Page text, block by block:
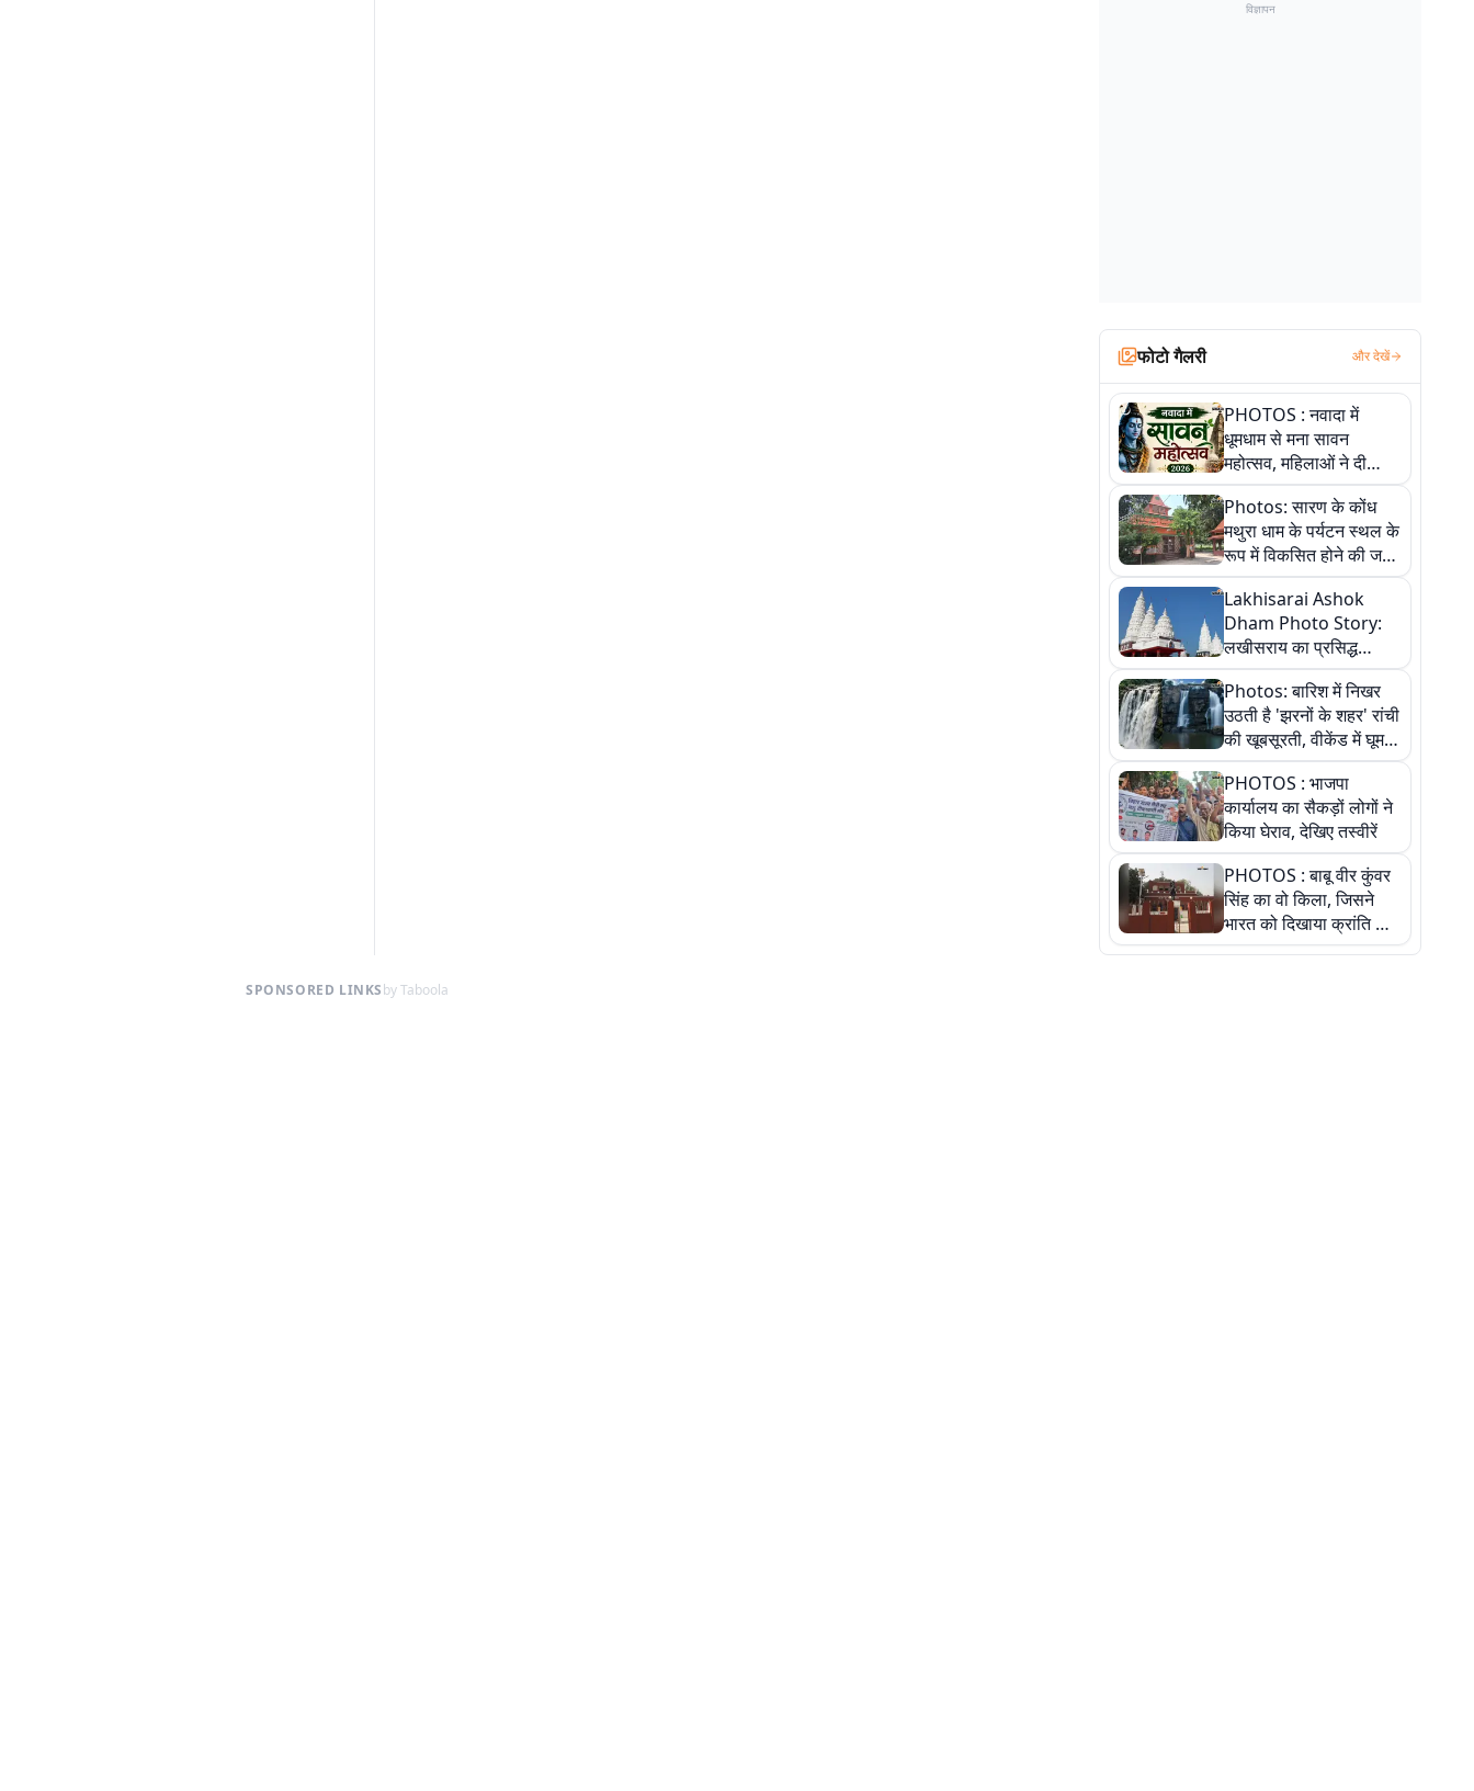
विज्ञापन
फोटो गैलरी और देखें
PHOTOS : नवादा में
धूमधाम से मना सावन
महोत्सव, महिलाओं ने दी
सांस्कृतिक प्रस्तुतियां
Photos: सारण के कोंध
मथुरा धाम के पर्यटन स्थल के
रूप में विकसित होने की जगी
आस, 9 तस्वीरों में देखें पूरी
कहानी
Lakhisarai Ashok
Dham Photo Story:
लखीसराय का प्रसिद्ध
अशोक धाम—आस्था,
श्रृंगार, अनुष्ठान और
अलौकिक संध्या आरती के
विहंगम दृश्य
Photos: बारिश में निखर
उठती है 'झरनों के शहर' रांची
की खूबसूरती, वीकेंड में घूम
आएं ये 5 वादियां
PHOTOS : भाजपा
कार्यालय का सैकड़ों लोगों ने
किया घेराव, देखिए तस्वीरें
PHOTOS : बाबू वीर कुंवर
सिंह का वो किला, जिसने
भारत को दिखाया क्रांति का
रास्ता: तस्वीरों में देखिए
SPONSORED LINKSby Taboola